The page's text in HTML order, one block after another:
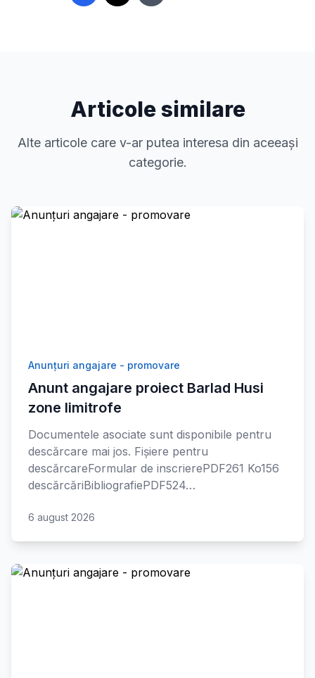
Articole similare
Alte articole care v-ar putea interesa din aceeași
categorie.
Anunțuri angajare - promovare
Anunt angajare proiect Barlad Husi
zone limitrofe
Documentele asociate sunt disponibile pentru
descărcare mai jos. Fișiere pentru
descărcareFormular de inscrierePDF261 Ko156
descărcăriBibliografiePDF524…
6 august 2026